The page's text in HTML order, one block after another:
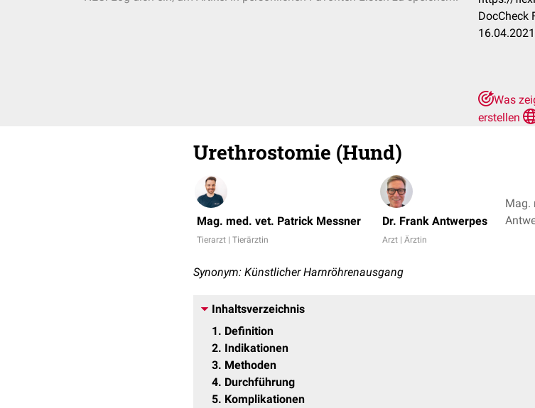
DocCheck
16.04.2021
Was
erstellen
Urethrostomie (Hund)
Mag. med. vet. Patrick Messner
Tierarzt | Tierärztin
Dr. Frank Antwerpes
Arzt | Ärztin
Mag.
Synonym: Künstlicher Harnröhrenausgang
Inhaltsverzeichnis
1
Definition
2 Indikationen
3 Methoden
4 Durchführung
5 Komplikationen